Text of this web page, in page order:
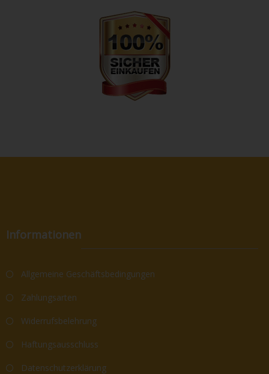
Informationen
Allgemeine Geschäftsbedingungen
Zahlungsarten
Widerrufsbelehrung
Haftungsausschluss
Datenschutzerklärung